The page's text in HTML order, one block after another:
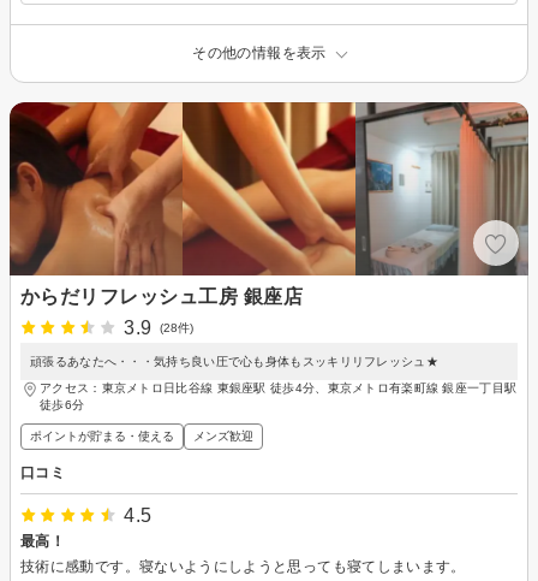
その他の情報を表示
からだリフレッシュ工房 銀座店
3.9
(28件)
頑張るあなたへ・・・気持ち良い圧で心も身体もスッキリリフレッシュ★
アクセス：東京メトロ日比谷線 東銀座駅 徒歩4分、東京メトロ有楽町線 銀座一丁目駅
徒歩6分
ポイントが貯まる・使える メンズ歓迎
口コミ
4.5
最高！
技術に感動です。寝ないようにしようと思っても寝てしまいます。